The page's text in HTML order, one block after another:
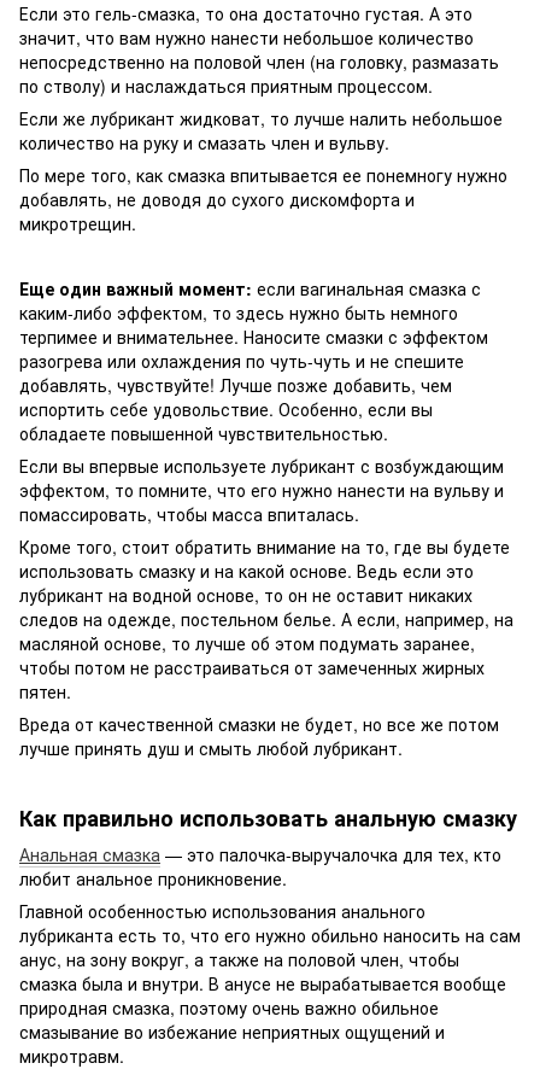
Если это гель-смазка, то она достаточно густая. А это
значит, что вам нужно нанести небольшое количество
непосредственно на половой член (на головку, размазать
по стволу) и наслаждаться приятным процессом.
Если же лубрикант жидковат, то лучше налить небольшое
количество на руку и смазать член и вульву.
По мере того, как смазка впитывается ее понемногу нужно
добавлять, не доводя до сухого дискомфорта и
микротрещин.
Еще один важный момент: если вагинальная смазка с
каким-либо эффектом, то здесь нужно быть немного
терпимее и внимательнее. Наносите смазки с эффектом
разогрева или охлаждения по чуть-чуть и не спешите
добавлять, чувствуйте! Лучше позже добавить, чем
испортить себе удовольствие. Особенно, если вы
обладаете повышенной чувствительностью.
Если вы впервые используете лубрикант с возбуждающим
эффектом, то помните, что его нужно нанести на вульву и
помассировать, чтобы масса впиталась.
Кроме того, стоит обратить внимание на то, где вы будете
использовать смазку и на какой основе. Ведь если это
лубрикант на водной основе, то он не оставит никаких
следов на одежде, постельном белье. А если, например, на
масляной основе, то лучше об этом подумать заранее,
чтобы потом не расстраиваться от замеченных жирных
пятен.
Вреда от качественной смазки не будет, но все же потом
лучше принять душ и смыть любой лубрикант.
Как правильно использовать анальную смазку
Анальная смазка — это палочка-выручалочка для тех, кто
любит анальное проникновение.
Главной особенностью использования анального
лубриканта есть то, что его нужно обильно наносить на сам
анус, на зону вокруг, а также на половой член, чтобы
смазка была и внутри. В анусе не вырабатывается вообще
природная смазка, поэтому очень важно обильное
смазывание во избежание неприятных ощущений и
микротравм.